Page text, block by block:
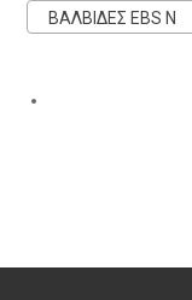
ΒΑΛΒΙΔΕΣ EBS N